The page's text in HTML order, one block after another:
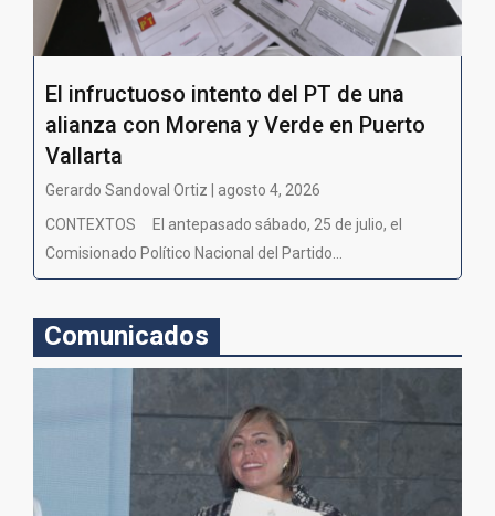
El infructuoso intento del PT de una
alianza con Morena y Verde en Puerto
Vallarta
Gerardo Sandoval Ortiz | agosto 4, 2026
CONTEXTOS El antepasado sábado, 25 de julio, el
Comisionado Político Nacional del Partido...
Comunicados